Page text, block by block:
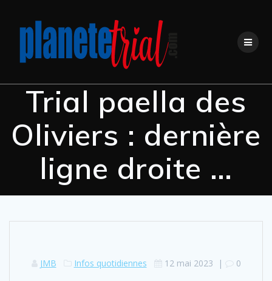
Trial paella des
Oliviers : dernière
ligne droite …
JMB Infos quotidiennes 12 mai 2023 | 0